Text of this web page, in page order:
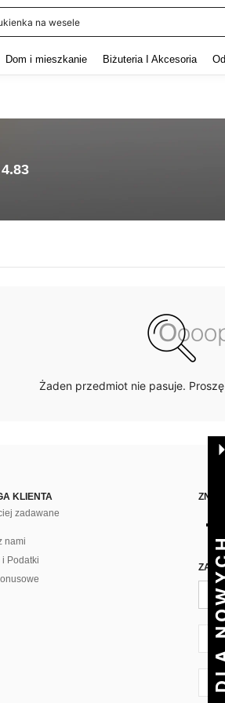
na wesele
Dom i mieszkanie Biżuteria I Akcesoria
4.83
Żaden przedmiot nie pasuje.
KLIENTA
zadawane
nami
i Podatki
PL
PL
DLA